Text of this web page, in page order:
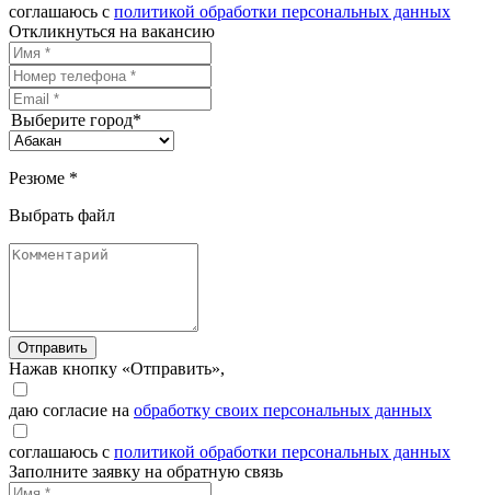
соглашаюсь с политикой обработки персональных данных
Откликнуться на вакансию
Выберите город*
Резюме *
Выбрать файл
Отправить
Нажав кнопку «Отправить»,
даю согласие на обработку своих персональных данных
соглашаюсь с политикой обработки персональных данных
Заполните заявку на обратную связь